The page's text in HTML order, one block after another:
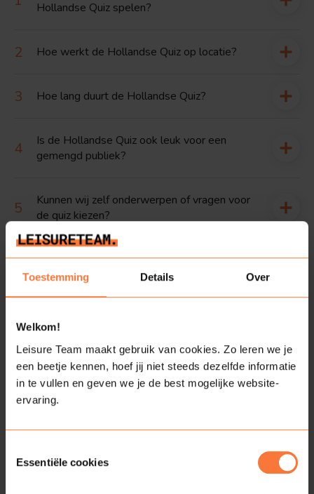
Toestemming Details Over
Welkom!
Leisure Team maakt gebruik van cookies. Zo leren we je
een beetje kennen, hoef jij niet steeds dezelfde informatie
in te vullen en geven we je de best mogelijke website-
ervaring.
Essentiële cookies
Hollandse Quiz spelen?
Hoe werkt de Hollandse Quiz op locatie?
Hoe lang duurt de Hollandse Quiz?
Is de Hollandse Quiz ook leuk voor een
gemengd publiek?
Kunnen wij zelf onderwerpen of vragen voor
de quiz kiezen?
Kunnen we de Hollandse Quiz combineren?
De allerleukste quiz over ons
kikkerland!
eigen team. Wij vinden het belangrijk dat iedereen plezier
heeft en dat alle soorten kennis van pas komen. Daarom
hebben we ons best gedaan om de vragen divers en
uitdagend te maken. En dat is goed gelukt! Met onze quiz